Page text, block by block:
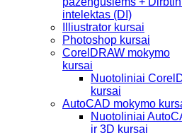
intelektas (DI)
Illiustrator kursai
Photoshop kursai
CorelDRAW mokymo
kursai
Nuotoliniai
kursai
AutoCAD mokymo
Nuotoliniai
ir 3D kursai